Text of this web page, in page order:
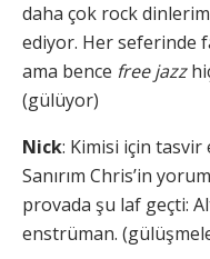
daha çok rock
ediyor. Her seferinde
ama bence free jazz
(gülüyor)
Nick: Kimisi için tasvir
Sanırım Chris’in
provada şu laf geçti:
enstrüman.